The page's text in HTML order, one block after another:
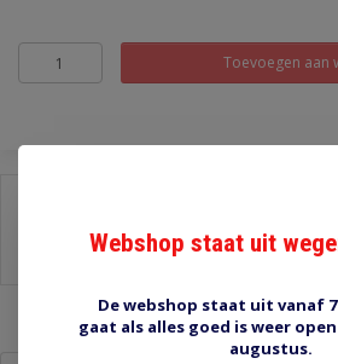
Toevoegen aan
Stel een vraag over dit product
AfdrukkenWebshop staat uit
De webshop staat uit vanaf
gaat als alles goed is weer
augustus.